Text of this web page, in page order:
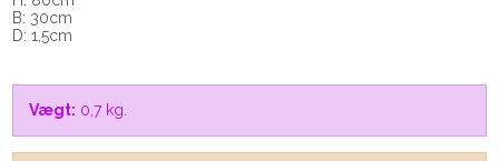
B: 30cm
D: 1,5cm
Vægt: 0,7 kg.